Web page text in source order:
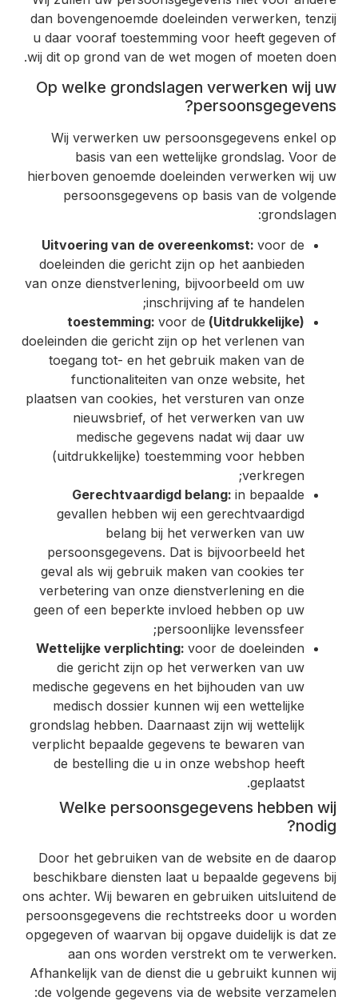
dan bovengenoemde doeleinden verwerken, tenzij
u daar vooraf toestemming voor heeft gegeven of
wij dit op grond van de wet mogen of moeten doen.
Op welke grondslagen verwerken wij uw
persoonsgegevens?
Wij verwerken uw persoonsgegevens enkel op
basis van een wettelijke grondslag. Voor de
hierboven genoemde doeleinden verwerken wij uw
persoonsgegevens op basis van de volgende
grondslagen:
Uitvoering van de overeenkomst:voor de
doeleinden die gericht zijn op het aanbieden
van onze dienstverlening, bijvoorbeeld om uw
inschrijving af te handelen;
(Uitdrukkelijke) toestemming:
voor de
doeleinden die gericht zijn op het verlenen van
toegang tot- en het gebruik maken van de
functionaliteiten van onze website, het
plaatsen van cookies, het versturen van onze
nieuwsbrief, of het verwerken van uw
medische gegevens nadat wij daar uw
(uitdrukkelijke) toestemming voor hebben
verkregen;
Gerechtvaardigd belang:in bepaalde
gevallen hebben wij een gerechtvaardigd
belang bij het verwerken van uw
persoonsgegevens. Dat is bijvoorbeeld het
geval als wij gebruik maken van cookies ter
verbetering van onze dienstverlening en die
geen of een beperkte invloed hebben op uw
persoonlijke levenssfeer;
Wettelijke verplichting:voor de doeleinden
die gericht zijn op het verwerken van uw
medische gegevens en het bijhouden van uw
medisch dossier kunnen wij een wettelijke
grondslag hebben. Daarnaast zijn wij wettelijk
verplicht bepaalde gegevens te bewaren van
de bestelling die u in onze webshop heeft
geplaatst.
Welke persoonsgegevens hebben wij
nodig?
Door het gebruiken van de website en de daarop
beschikbare diensten laat u bepaalde gegevens bij
ons achter. Wij bewaren en gebruiken uitsluitend de
persoonsgegevens die rechtstreeks door u worden
opgegeven of waarvan bij opgave duidelijk is dat ze
aan ons worden verstrekt om te verwerken.
Afhankelijk van de dienst die u gebruikt kunnen wij
de volgende gegevens via de website verzamelen: